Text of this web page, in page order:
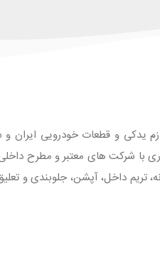
و قطعات خودرویی ایران و
شرکت های معتبر و مطرح داخلی
الکترونیکی، بدنه، تریم داخل، آپشن،